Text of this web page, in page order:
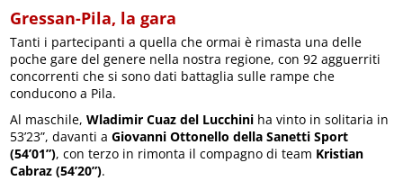
Gressan-Pila, la gara
Tanti i partecipanti a quella che ormai è rimasta una delle
poche gare del genere nella nostra regione, con 92 agguerriti
concorrenti che si sono dati battaglia sulle rampe che
conducono a Pila.
Al maschile,Wladimir Cuaz del Lucchini ha vinto in solitaria in
53’23”, davanti aGiovanni Ottonello della Sanetti Sport
(54’01”), con terzo in rimonta il compagno di team Kristian
Cabraz (54’20”).